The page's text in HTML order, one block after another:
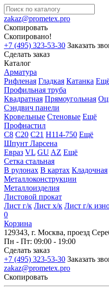
zakaz@prometex.pro
Скопировать
Скопировано!
+7 (495) 323-53-30 Заказать
Сделать заказ
Каталог
Арматура
Рифленая Гладкая Катанка
Профильная труба
Квадратная Прямоугольная
Сэндвич панели
Кровельные Стеновые Ещё
Профнастил
С8 С20 С21 Н114-750 Ещё
Шпунт Ларсена
Евраз VL GU AZ Ещё
Сетка стальная
В рулонах В картах Кладочная
Металлоконструкции
Металлоизделия
Листовой прокат
Лист г/к Лист х/к Лист г/к
0
Корзина
129343, г. Москва, проезд
Пн - Пт: 09:00 - 19:00
Сделать заказ
+7 (495) 323-53-30 Заказать
zakaz@prometex.pro
Скопировать